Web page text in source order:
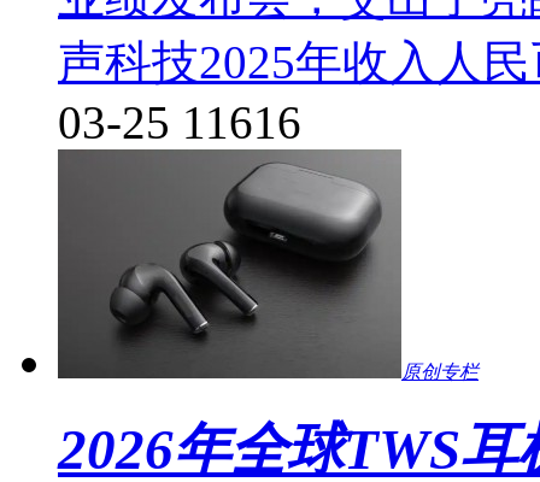
声科技2025年收入人民
03-25 11616
原创专栏
2026年全球TWS